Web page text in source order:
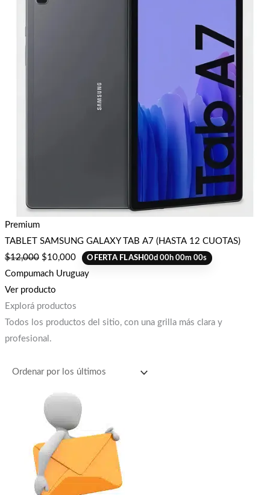
Premium
TABLET SAMSUNG GALAXY TAB A7 (HASTA 12 CUOTAS)
$12,000 $10,000 OFERTA FLASH00d00h00m00s
Compumach Uruguay
Ver producto
Explorá productos
Todos los productos del sitio, con una grilla más clara y
profesional.